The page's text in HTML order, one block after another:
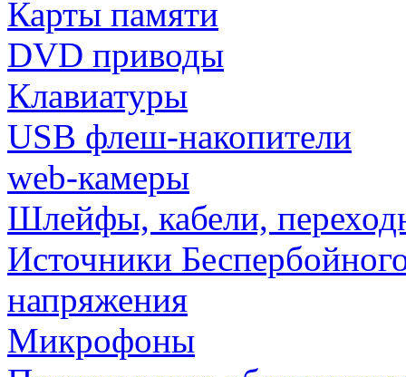
Карты памяти
DVD приводы
Клавиатуры
USB флеш-накопители
web-камеры
Шлейфы, кабели,
Источники
напряжения
Микрофоны